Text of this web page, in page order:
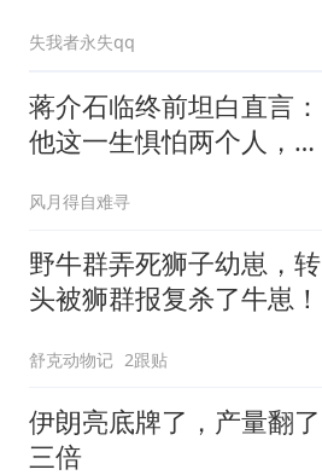
失我者永失qq
蒋介石临终前坦白直言：
他这一生惧怕两个人，却
风月得自难寻
野牛群弄死狮子幼崽，转
头被狮群报复杀了牛崽！
舒克动物记 2跟贴
伊朗亮底牌了，产量翻了
三倍